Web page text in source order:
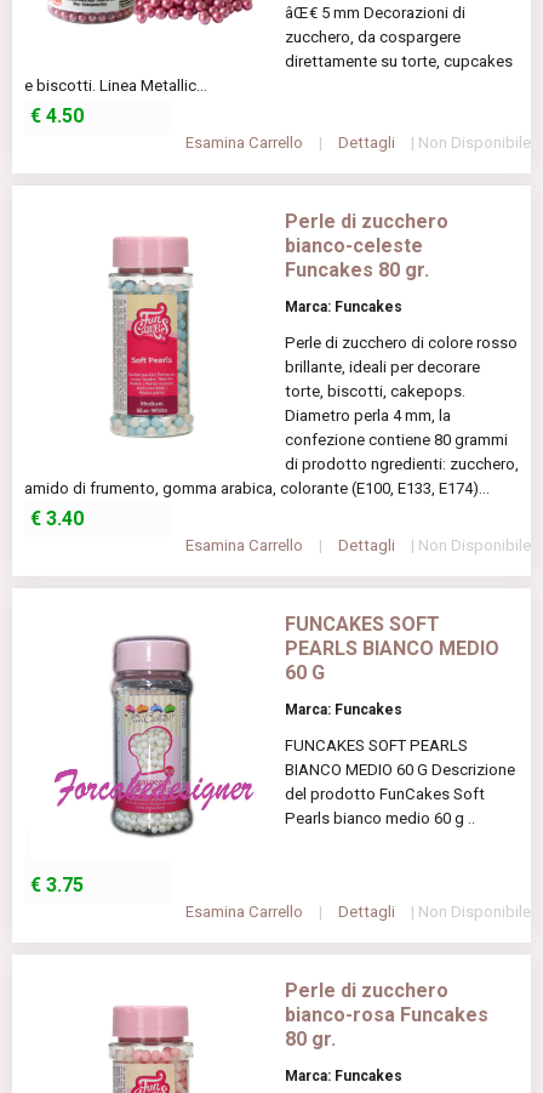
âŒ€ 5 mm Decorazioni di
zucchero, da cospargere
direttamente su torte, cupcakes
e biscotti. Linea Metallic...
€ 4.50
Esamina Carrello | Dettagli | Non Disponibile
Perle di zucchero
bianco-celeste
Funcakes 80 gr.
Marca: Funcakes
Perle di zucchero di colore rosso
brillante, ideali per decorare
torte, biscotti, cakepops.
Diametro perla 4 mm, la
confezione contiene 80 grammi
di prodotto ngredienti: zucchero,
amido di frumento, gomma arabica, colorante (E100, E133, E174)...
€ 3.40
Esamina Carrello | Dettagli | Non Disponibile
FUNCAKES SOFT
PEARLS BIANCO MEDIO
60 G
Marca: Funcakes
FUNCAKES SOFT PEARLS
BIANCO MEDIO 60 G Descrizione
del prodotto FunCakes Soft
Pearls bianco medio 60 g ..
€ 3.75
Esamina Carrello | Dettagli | Non Disponibile
Perle di zucchero
bianco-rosa Funcakes
80 gr.
Marca: Funcakes